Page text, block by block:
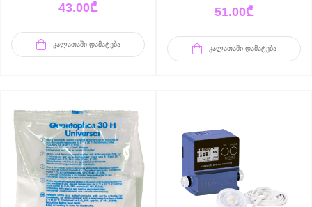
43.00₾
ᲙᲐᲚᲐᲗᲐᲨᲘ ᲓᲐᲛᲐᲢᲔᲑᲐ
51.00₾
ᲙᲐᲚᲐᲗᲐᲨᲘ ᲓᲐᲛᲐᲢᲔᲑᲐ